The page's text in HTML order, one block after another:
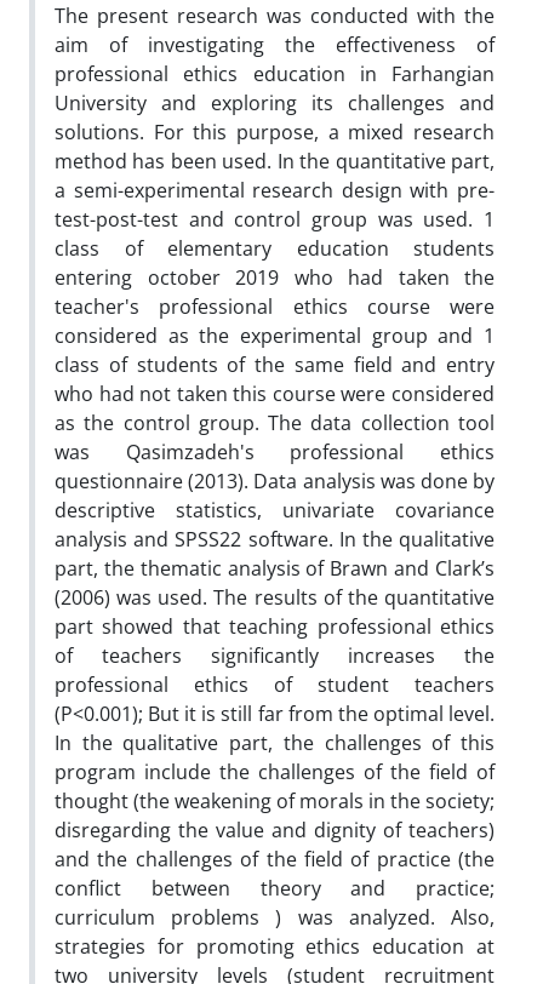
The present research was conducted with the
aim of investigating the effectiveness of
professional ethics education in Farhangian
University and exploring its challenges and
solutions. For this purpose, a mixed research
method has been used. In the quantitative part,
a semi-experimental research design with pre-
test-post-test and control group was used. 1
class of elementary education students
entering october 2019 who had taken the
teacher's professional ethics course were
considered as the experimental group and 1
class of students of the same field and entry
who had not taken this course were considered
as the control group. The data collection tool
was Qasimzadeh's professional ethics
questionnaire (2013). Data analysis was done by
descriptive statistics, univariate covariance
analysis and SPSS22 software. In the qualitative
part, the thematic analysis of Brawn and Clark’s
(2006) was used. The results of the quantitative
part showed that teaching professional ethics
of teachers significantly increases the
professional ethics of student teachers
(P<0.001); But it is still far from the optimal level.
In the qualitative part, the challenges of this
program include the challenges of the field of
thought (the weakening of morals in the society;
disregarding the value and dignity of teachers)
and the challenges of the field of practice (the
conflict between theory and practice;
curriculum problems ) was analyzed. Also,
strategies for promoting ethics education at
two university levels (student recruitment